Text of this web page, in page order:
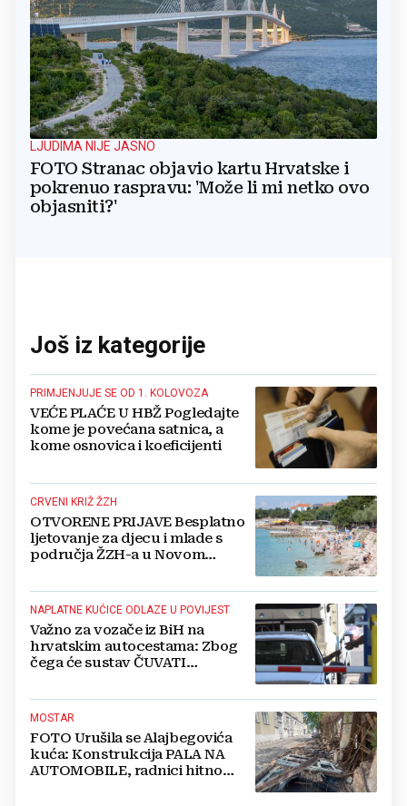
LJUDIMA NIJE JASNO
FOTO Stranac objavio kartu Hrvatske i
pokrenuo raspravu: 'Može li mi netko ovo
objasniti?'
Još iz kategorije
PRIMJENJUJE SE OD 1. KOLOVOZA
VEĆE PLAĆE U HBŽ Pogledajte
kome je povećana satnica, a
kome osnovica i koeficijenti
CRVENI KRIŽ ŽZH
OTVORENE PRIJAVE Besplatno
ljetovanje za djecu i mlade s
područja ŽZH-a u Novom
NAPLATNE KUĆICE ODLAZE U POVIJEST
Važno za vozače iz BiH na
hrvatskim autocestama: Zbog
čega će sustav ČUVATI
čak 12 mjeseci?
MOSTAR
FOTO Urušila se Alajbegovića
kuća: Konstrukcija PALA NA
AUTOMOBILE, radnici hitno